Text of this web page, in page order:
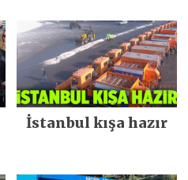
İstanbul kışa hazır